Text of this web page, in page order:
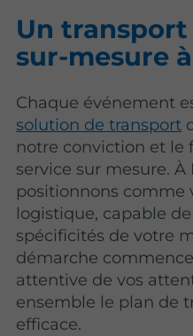
Un
sur-mesure
Chaque événement
solution de transport
notre conviction et le
service sur mesure.
positionnons comme
logistique, capable
spécificités de votre
démarche
attentive de vos
ensemble le plan de
efficace.